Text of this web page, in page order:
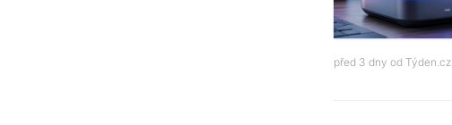
před 3 dny od Týden.cz